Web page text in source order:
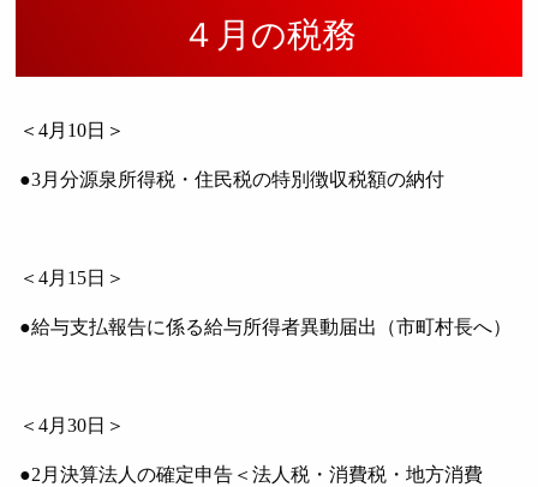
４月の税務
＜4月 10日＞
●3月分源泉所得税・住民税の特別徴収税額の納付
＜4月 15日＞
●給与支払報告に係る給与所得者異動届出（市町村長へ）
＜4月30日＞
●2 月決算法人の確定申告＜法人税・消費税・地方消費